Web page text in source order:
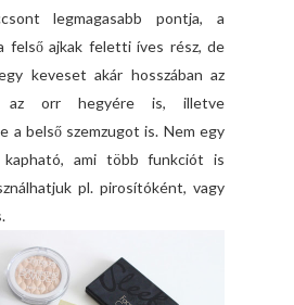
legmagasabb pontja, a
felső ajkak feletti íves rész, de
keveset akár hosszában az
az orr hegyére is, illetve
a belső szemzugot is. Nem egy
kapható, ami több funkciót is
pl. pirosítóként, vagy